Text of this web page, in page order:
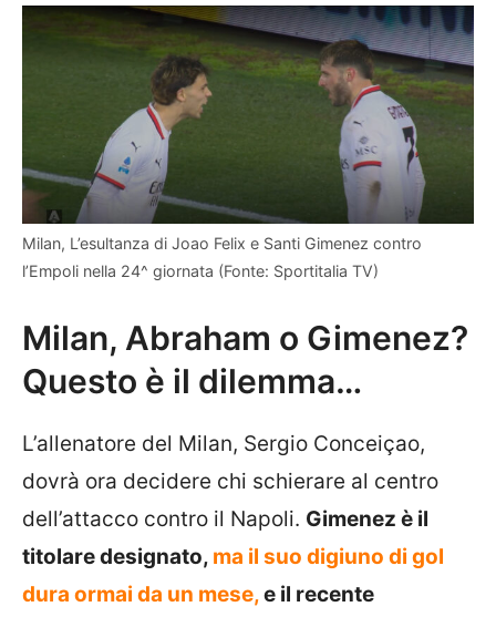
Milan, L’esultanza di Joao Felix e Santi Gimenez contro
l’Empoli nella 24^ giornata (Fonte: Sportitalia TV)
Milan, Abraham o Gimenez?
Questo è il dilemma…
L’allenatore del Milan, Sergio Conceiçao,
dovrà ora decidere chi schierare al centro
dell’attacco contro il Napoli. Gimenez è il
titolare designato, ma il suo digiuno di gol
dura ormai da un mese,e il recente